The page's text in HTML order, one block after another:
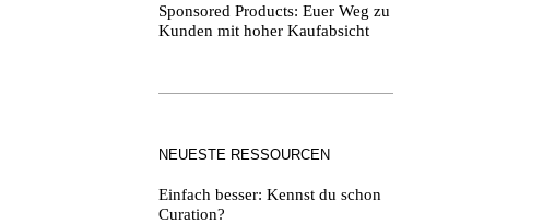
Sponsored Products: Euer Weg zu
Kunden mit hoher Kaufabsicht
NEUESTE RESSOURCEN
Einfach besser: Kennst du schon
Curation?